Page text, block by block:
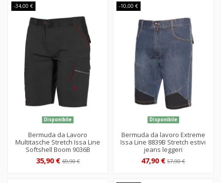
-34,00 €
Disponibile
Bermuda da Lavoro
Multitasche Stretch Issa Line
Softshell Boom 9036B
35,90 €69,90 €
-10,00 €
Disponibile
Bermuda da lavoro Extreme
Issa Line 8839B Stretch estivi
jeans leggeri
47,90 €57,90 €